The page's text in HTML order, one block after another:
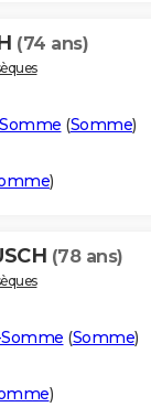
(74 ans)
(Somme)
)
(78 ans)
(Somme)
)